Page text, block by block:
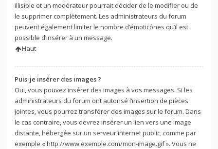
illisible et un modérateur pourrait décider de le modifier ou de
le supprimer complètement. Les administrateurs du forum
peuvent également limiter le nombre d’émoticônes qu’il est
possible d’insérer à un message.
Haut
Puis-je insérer des images ?
Oui, vous pouvez insérer des images à vos messages. Si les
administrateurs du forum ont autorisé l’insertion de pièces
jointes, vous pourrez transférer des images sur le forum. Dans
le cas contraire, vous devrez insérer un lien vers une image
distante, hébergée sur un serveur internet public, comme par
exemple « http://www.exemple.com/mon-image.gif ». Vous ne